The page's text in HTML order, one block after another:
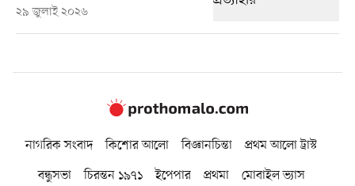
২৯ জুলাই ২০২৬
নাগরিক সংবাদ কিশোর আলো বিজ্ঞানচিন্তা
প্রথম আলো ট্রাস্ট
বন্ধুসভা
চিরন্তন ১৯৭১ ইপেপার প্রথমা মোবাইল ভ্যাস